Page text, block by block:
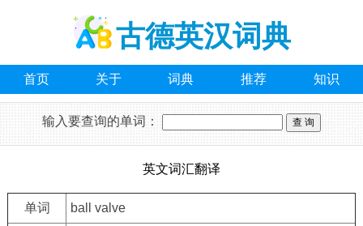
古德英汉词典
首页 关于 词典 推荐 知识
输入要查询的单词：
英文词汇翻译
单词 ball valve